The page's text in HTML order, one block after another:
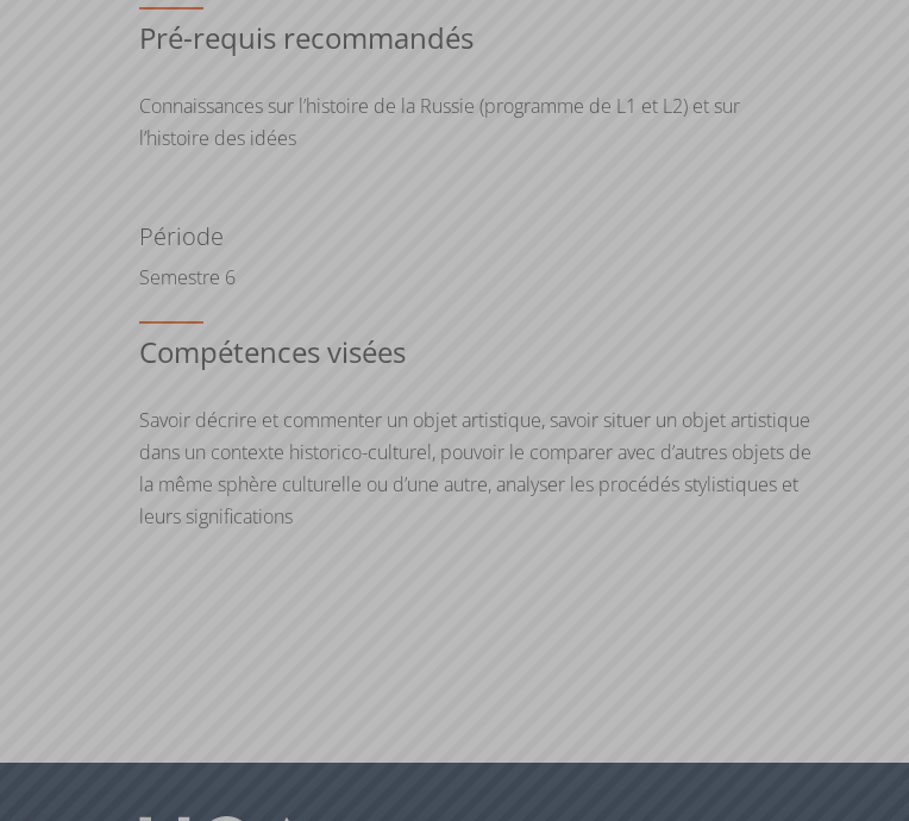
Pré-requis recommandés
Connaissances sur l’histoire de la Russie (programme de L1 et L2) et sur
l’histoire des idées
Période
Semestre 6
Compétences visées
Savoir décrire et commenter un objet artistique, savoir situer un objet artistique
dans un contexte historico-culturel, pouvoir le comparer avec d’autres objets de
la même sphère culturelle ou d’une autre, analyser les procédés stylistiques et
leurs significations